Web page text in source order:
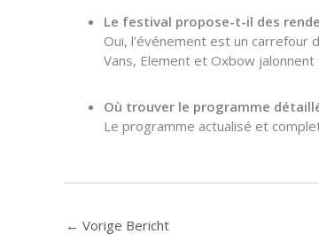
Le festival propose-t-il des
Oui, l’événement est un
Vans, Element et Oxbow
Où trouver le programme
Le programme actualisé et
← Vorige Bericht